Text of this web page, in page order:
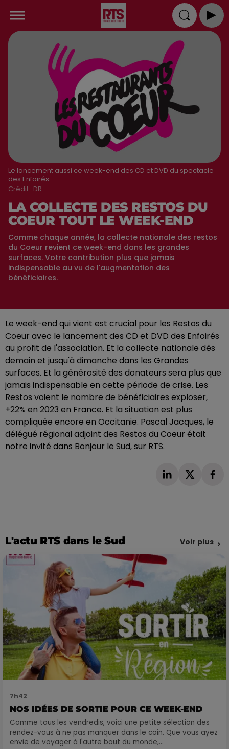
Le lancement aussi ce week-end des CD et DVD du spectacle
des Enfoirés.
Crédit : DR
LA COLLECTE DES RESTOS DU
COEUR TOUT LE WEEK-END
Comme chaque année, la collecte nationale des restos
du Coeur revient ce week-end dans les grandes
surfaces. Votre contribution plus que jamais
indispensable au vu de l'augmentation des
bénéficiaires.
Le week-end qui vient est crucial pour les Restos du
Coeur avec le lancement des CD et DVD des Enfoirés
au profit de l'association. Et la collecte nationale dès
demain et jusqu'à dimanche dans les Grandes
surfaces. Et la générosité des donateurs sera plus que
jamais indispensable en cette période de crise. Les
Restos voient le nombre de bénéficiaires exploser,
+22% en 2023 en France. Et la situation est plus
compliquée encore en Occitanie. Pascal Jacques, le
délégué régional adjoint des Restos du Coeur était
notre invité dans Bonjour le Sud, sur RTS.
L'actu RTS dans le Sud Voir plus
7h42
NOS IDÉES DE SORTIE POUR CE WEEK-END
Comme tous les vendredis, voici une petite sélection des
rendez-vous à ne pas manquer dans le coin. Que vous ayez
envie de voyager à l'autre bout du monde,...